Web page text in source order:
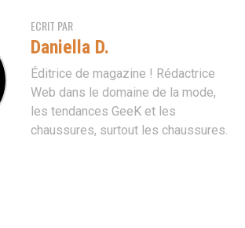
ECRIT PAR
Daniella D.
Éditrice de magazine ! Rédactrice
Web dans le domaine de la mode,
les tendances GeeK et les
chaussures, surtout les chaussures.